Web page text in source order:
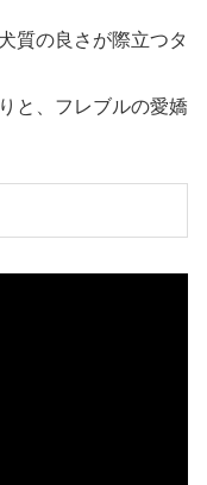
質の良さが際立つタ
と、フレブルの愛嬌